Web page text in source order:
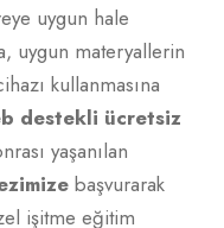
uygun hale
uygun materyallerin
kullanmasına
destekli ücretsiz
yaşanılan
başvurarak
işitme eğitim